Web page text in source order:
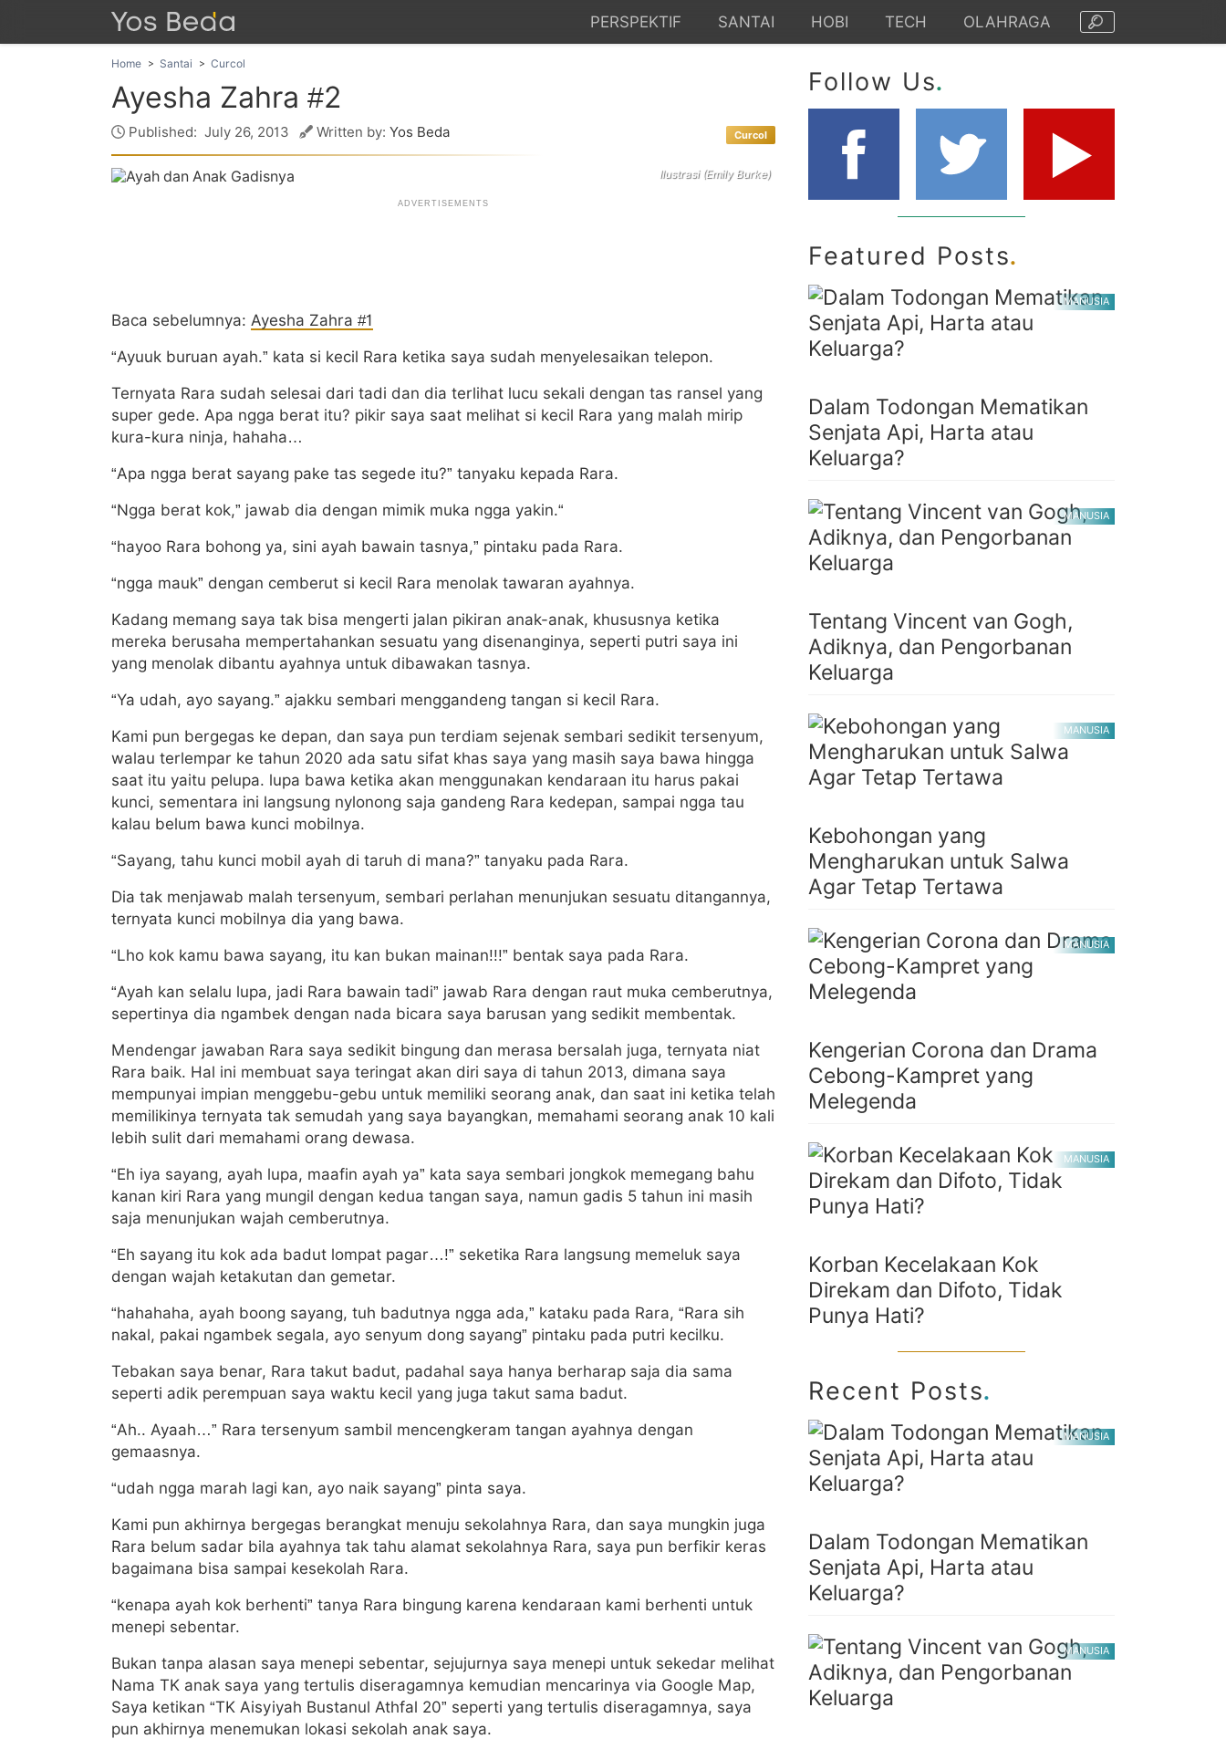
PERSPEKTIF SANTAI HOBI TECH OLAHRAGA
Home Santai Curcol
Ayesha Zahra #2
Published: July 26, 2013 Written by: Yos Beda Curcol
Ilustrasi (Emily Burke)
Baca sebelumnya: Ayesha Zahra #1
“Ayuuk buruan ayah.” kata si kecil Rara ketika saya sudah menyelesaikan telepon.
Ternyata Rara sudah selesai dari tadi dan dia terlihat lucu sekali dengan tas ransel yang
super gede. Apa ngga berat itu? pikir saya saat melihat si kecil Rara yang malah mirip
kura-kura ninja, hahaha…
“Apa ngga berat sayang pake tas segede itu?” tanyaku kepada Rara.
“Ngga berat kok,” jawab dia dengan mimik muka ngga yakin.“
“hayoo Rara bohong ya, sini ayah bawain tasnya,” pintaku pada Rara.
“ngga mauk” dengan cemberut si kecil Rara menolak tawaran ayahnya.
Kadang memang saya tak bisa mengerti jalan pikiran anak-anak, khususnya ketika
mereka berusaha mempertahankan sesuatu yang disenanginya, seperti putri saya ini
yang menolak dibantu ayahnya untuk dibawakan tasnya.
“Ya udah, ayo sayang.” ajakku sembari menggandeng tangan si kecil Rara.
Kami pun bergegas ke depan, dan saya pun terdiam sejenak sembari sedikit tersenyum,
walau terlempar ke tahun 2020 ada satu sifat khas saya yang masih saya bawa hingga
saat itu yaitu pelupa. lupa bawa ketika akan menggunakan kendaraan itu harus pakai
kunci, sementara ini langsung nylonong saja gandeng Rara kedepan, sampai ngga tau
kalau belum bawa kunci mobilnya.
“Sayang, tahu kunci mobil ayah di taruh di mana?” tanyaku pada Rara.
Dia tak menjawab malah tersenyum, sembari perlahan menunjukan sesuatu ditangannya,
ternyata kunci mobilnya dia yang bawa.
“Lho kok kamu bawa sayang, itu kan bukan mainan!!!” bentak saya pada Rara.
“Ayah kan selalu lupa, jadi Rara bawain tadi” jawab Rara dengan raut muka cemberutnya,
sepertinya dia ngambek dengan nada bicara saya barusan yang sedikit membentak.
Mendengar jawaban Rara saya sedikit bingung dan merasa bersalah juga, ternyata niat
Rara baik. Hal ini membuat saya teringat akan diri saya di tahun 2013, dimana saya
mempunyai impian menggebu-gebu untuk memiliki seorang anak, dan saat ini ketika telah
memilikinya ternyata tak semudah yang saya bayangkan, memahami seorang anak 10 kali
lebih sulit dari memahami orang dewasa.
“Eh iya sayang, ayah lupa, maafin ayah ya” kata saya sembari jongkok memegang bahu
kanan kiri Rara yang mungil dengan kedua tangan saya, namun gadis 5 tahun ini masih
saja menunjukan wajah cemberutnya.
“Eh sayang itu kok ada badut lompat pagar…!” seketika Rara langsung memeluk saya
dengan wajah ketakutan dan gemetar.
“hahahaha, ayah boong sayang, tuh badutnya ngga ada,” kataku pada Rara, “Rara sih
nakal, pakai ngambek segala, ayo senyum dong sayang” pintaku pada putri kecilku.
Tebakan saya benar, Rara takut badut, padahal saya hanya berharap saja dia sama
seperti adik perempuan saya waktu kecil yang juga takut sama badut.
“Ah.. Ayaah…” Rara tersenyum sambil mencengkeram tangan ayahnya dengan
gemaasnya.
“udah ngga marah lagi kan, ayo naik sayang” pinta saya.
Kami pun akhirnya bergegas berangkat menuju sekolahnya Rara, dan saya mungkin juga
Rara belum sadar bila ayahnya tak tahu alamat sekolahnya Rara, saya pun berfikir keras
bagaimana bisa sampai kesekolah Rara.
“kenapa ayah kok berhenti” tanya Rara bingung karena kendaraan kami berhenti untuk
menepi sebentar.
Bukan tanpa alasan saya menepi sebentar, sejujurnya saya menepi untuk sekedar melihat
Nama TK anak saya yang tertulis diseragamnya kemudian mencarinya via Google Map,
Saya ketikan “TK Aisyiyah Bustanul Athfal 20” seperti yang tertulis diseragamnya, saya
pun akhirnya menemukan lokasi sekolah anak saya.
Follow Us.
Featured Posts.
MANUSIA
Dalam Todongan Mematikan
Senjata Api, Harta atau
Keluarga?
MANUSIA
Tentang Vincent van Gogh,
Adiknya, dan Pengorbanan
Keluarga
MANUSIA
Kebohongan yang
Mengharukan untuk Salwa
Agar Tetap Tertawa
MANUSIA
Kengerian Corona dan Drama
Cebong-Kampret yang
Melegenda
MANUSIA
Korban Kecelakaan Kok
Direkam dan Difoto, Tidak
Punya Hati?
Recent Posts.
MANUSIA
Dalam Todongan Mematikan
Senjata Api, Harta atau
Keluarga?
MANUSIA